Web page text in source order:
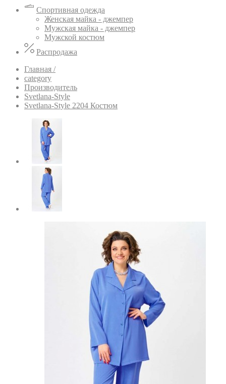
Спортивная одежда
Женская майка - джемпер
Мужская майка - джемпер
Мужской костюм
Распродажа
Главная /
category
Производитель
Svetlana-Style
Svetlana-Style 2204 Костюм